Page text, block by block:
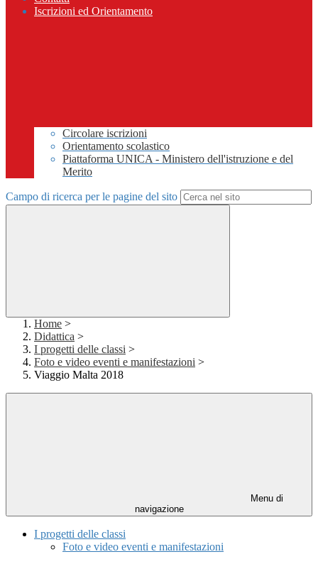
Iscrizioni ed Orientamento
Circolare iscrizioni
Orientamento scolastico
Piattaforma UNICA - Ministero dell'istruzione e del
Merito
Campo di ricerca per le pagine del sito
Home >
Didattica >
I progetti delle classi >
Foto e video eventi e manifestazioni >
Viaggio Malta 2018
Menu di
navigazione
I progetti delle classi
Foto e video eventi e manifestazioni